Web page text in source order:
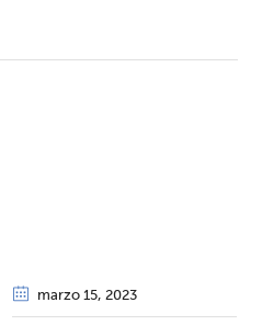
marzo 15, 2023